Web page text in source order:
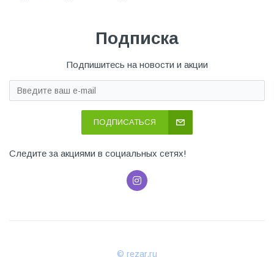
Подписка
Подпишитесь на новости и акции
ПОДПИСАТЬСЯ
Следите за акциями в социальных сетях!
© rezar.ru